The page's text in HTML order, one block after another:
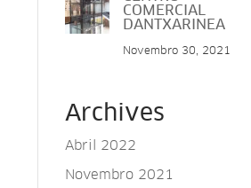
COMERCIAL
DANTXARINEA
Novembro 30, 2021
Archives
Abril 2022
Novembro 2021